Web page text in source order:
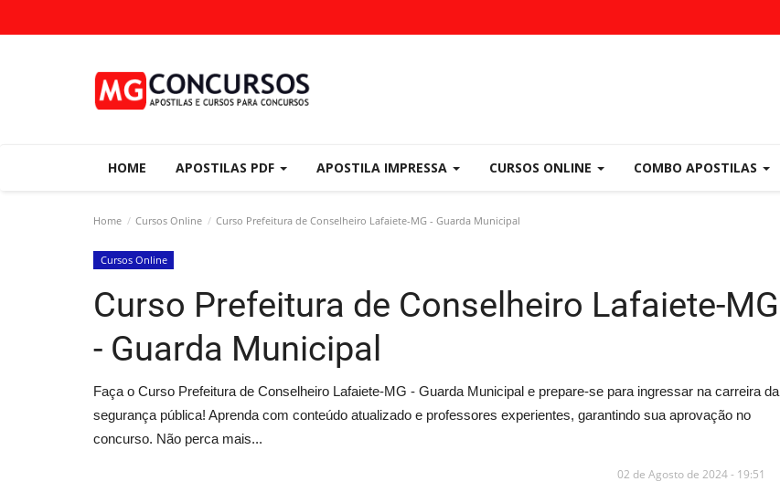
HOME APOSTILAS PDF APOSTILA IMPRESSA CURSOS ONLINE COMBO APOSTILAS
Home Cursos Online Curso Prefeitura de Conselheiro Lafaiete-MG - Guarda Municipal
Cursos Online
Curso Prefeitura de Conselheiro Lafaiete-MG
- Guarda Municipal
Faça o Curso Prefeitura de Conselheiro Lafaiete-MG - Guarda Municipal e prepare-se para ingressar na carreira da
segurança pública! Aprenda com conteúdo atualizado e professores experientes, garantindo sua aprovação no
concurso. Não perca mais...
02 de Agosto de 2024 - 19:51